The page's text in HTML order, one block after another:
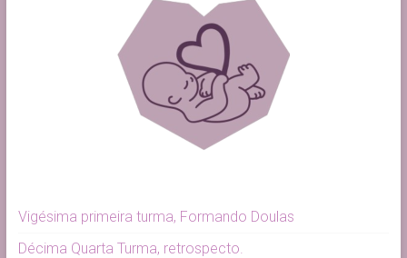
Vigésima primeira turma, Formando Doulas
Décima Quarta Turma, retrospecto.